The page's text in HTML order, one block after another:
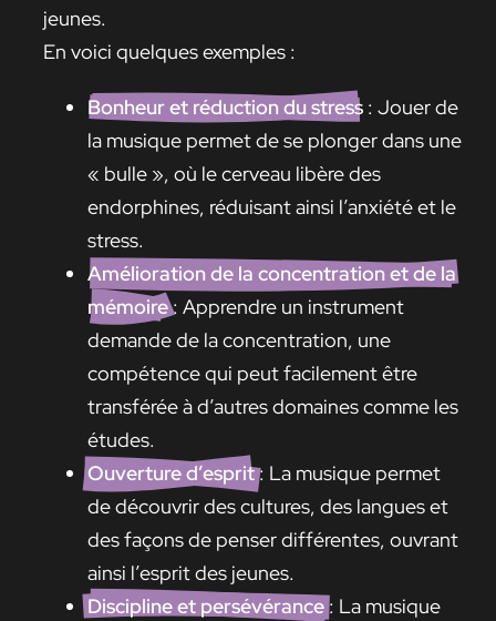
jeunes.
En voici quelques exemples :
Bonheur et réduction du stress: Jouer de
la musique permet de se plonger dans une
« bulle », où le cerveau libère des
endorphines, réduisant ainsi l’anxiété et le
stress.
Amélioration de la concentration et de la
mémoire: Apprendre un instrument
demande de la concentration, une
compétence qui peut facilement être
transférée à d’autres domaines comme les
études.
Ouverture d’esprit: La musique permet
de découvrir des cultures, des langues et
des façons de penser différentes, ouvrant
ainsi l’esprit des jeunes.
Discipline et persévérance: La musique